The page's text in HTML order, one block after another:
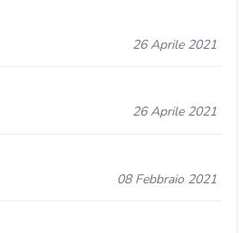
26 Aprile 2021
26 Aprile 2021
08 Febbraio 2021